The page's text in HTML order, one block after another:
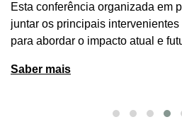
Esta conferência organizada em
juntar os principais
para abordar o impacto atual e
Saber mais